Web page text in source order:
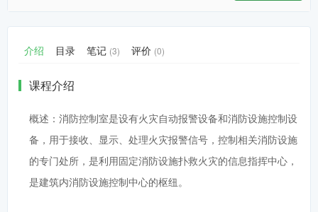
介绍 目录 笔记 (3) 评价 (0)
课程介绍
概述：消防控制室是设有火灾自动报警设备和消防设施控制设
备，用于接收、显示、处理火灾报警信号，控制相关消防设施
的专门处所，是利用固定消防设施扑救火灾的信息指挥中心，
是建筑内消防设施控制中心的枢纽。